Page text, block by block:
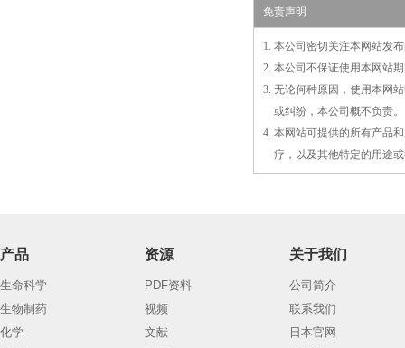
免责声明
1. 本公司密切关注本网站发
2. 本公司不保证使用本网站
3. 无论何种原因，使用本网
或纠纷，本公司概不负责。
4. 本网站可提供的所有产品
疗，以及其他特定的用途
产品
生命科学
生物制药
化学
资源
PDF资料
视频
文献
关于我们
公司简介
联系我们
日本官网